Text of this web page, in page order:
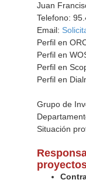
Juan
Telefono:
Email:
Perfil en
Perfil en
Perfil en
Perfil en
Grupo de
Situación